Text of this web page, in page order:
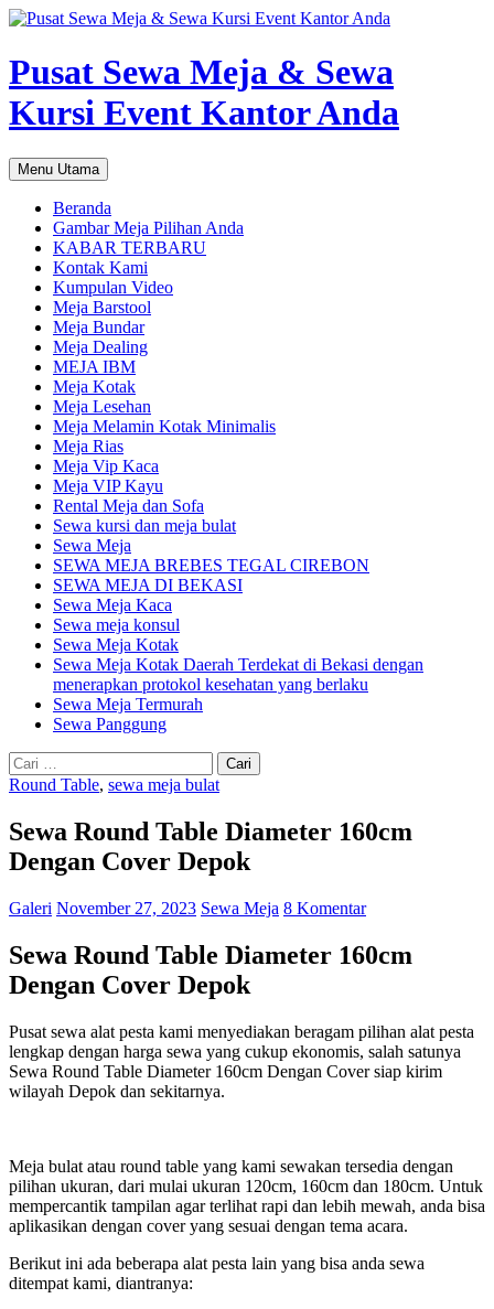
Pusat Sewa Meja & Sewa
Kursi Event Kantor Anda
Cari
Menu Utama Langsung
ke
isi
Beranda
Gambar Meja Pilihan Anda
KABAR TERBARU
Kontak Kami
Kumpulan Video
Meja Barstool
Meja Bundar
Meja Dealing
MEJA IBM
Meja Kotak
Meja Lesehan
Meja Melamin Kotak Minimalis
Meja Rias
Meja Vip Kaca
Meja VIP Kayu
Rental Meja dan Sofa
Sewa kursi dan meja bulat
Sewa Meja
SEWA MEJA BREBES TEGAL CIREBON
SEWA MEJA DI BEKASI
Sewa Meja Kaca
Sewa meja konsul
Sewa Meja Kotak
Sewa Meja Kotak Daerah Terdekat di Bekasi dengan
menerapkan protokol kesehatan yang berlaku
Sewa Meja Termurah
Sewa Panggung
Cari
untuk:
Round Table, sewa meja bulat
Sewa Round Table Diameter 160cm
Dengan Cover Depok
Galeri November 27, 2023 Sewa Meja 8 Komentar
Sewa Round Table Diameter 160cm
Dengan Cover Depok
Pusat sewa alat pesta kami menyediakan beragam pilihan alat pesta
lengkap dengan harga sewa yang cukup ekonomis, salah satunya
Sewa Round Table Diameter 160cm Dengan Cover siap kirim
wilayah Depok dan sekitarnya.
Meja bulat atau round table yang kami sewakan tersedia dengan
pilihan ukuran, dari mulai ukuran 120cm, 160cm dan 180cm. Untuk
mempercantik tampilan agar terlihat rapi dan lebih mewah, anda bisa
aplikasikan dengan cover yang sesuai dengan tema acara.
Berikut ini ada beberapa alat pesta lain yang bisa anda sewa
ditempat kami, diantranya: